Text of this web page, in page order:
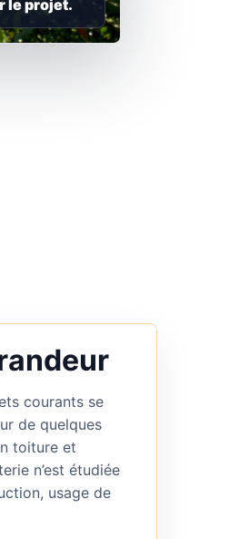
le projet.
courants se
de quelques
toiture et
n’est étudiée
usage de